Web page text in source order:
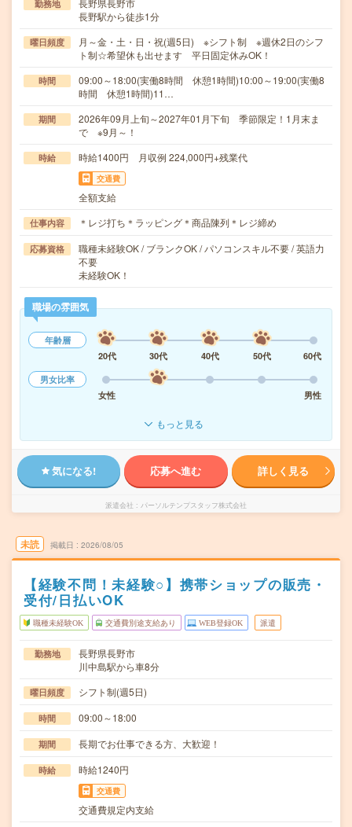
勤務地
長野県長野市
長野駅から徒歩1分
曜日頻度
月～金・土・日・祝(週5日) ※シフト制 ※週休2日のシフ
ト制☆希望休も出せます 平日固定休みOK！
時間
09:00～18:00(実働8時間 休憩1時間)10:00～19:00(実働8
時間 休憩1時間)11…
期間
2026年09月上旬～2027年01月下旬 季節限定！1月末ま
で ※9月～！
時給 時給1400円 月収例 224,000円+残業代
交通費
全額支給
仕事内容 ＊レジ打ち＊ラッピング＊商品陳列＊レジ締め
応募資格
職種未経験OK / ブランクOK / パソコンスキル不要 / 英語力
不要
未経験OK！
職場の雰囲気
年齢層
20代
30代 40代 50代
60代
男女比率
女性
男性
もっと見る
気になる! 応募へ進む 詳しく見る
派遣会社 パーソルテンプスタッフ株式会社
未読 掲載日 2026/08/05
【経験不問！未経験○】携帯ショップの販売・
受付/日払いOK
職種未経験OK 交通費別途支給あり WEB登録OK 派遣
勤務地
長野県長野市
川中島駅から車8分
曜日頻度 シフト制(週5日)
時間 09:00～18:00
期間 長期でお仕事できる方、大歓迎！
時給 時給1240円
交通費
交通費規定内支給